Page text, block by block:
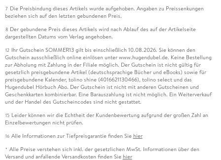
7 Die Preisbindung dieses Artikels wurde aufgehoben. Angaben zu Preissenkungen
beziehen sich auf den letzten gebundenen Preis.
8 Der gebundene Preis dieses Artikels wird nach Ablauf des auf der Artikelseite
dargestellten Datums vom Verlag angehoben.
12 Ihr Gutschein SOMMER13 gilt bis einschließlich 10.08.2026. Sie können den
Gutschein ausschließlich online einlösen unter www.hugendubel.de. Keine Bestellung
zur Abholung mit Zahlung in der Filiale möglich. Der Gutschein ist nicht gültig für
gesetzlich preisgebundene Artikel (deutschsprachige Bücher und eBooks) sowie für
preisgebundene Kalender, tolino shine (4016621130466), tolino select und das
Hugendubel Hörbuch Abo. Der Gutschein ist nicht mit anderen Gutscheinen und
Geschenkkarten kombinierbar. Eine Barauszahlung ist nicht möglich. Ein Weiterverkauf
und der Handel des Gutscheincodes sind nicht gestattet.
15 Leider können wir die Echtheit der Kundenbewertung aufgrund der großen Zahl an
Einzelbewertungen nicht prüfen.
16 Alle Informationen zur Tiefpreisgarantie finden Sie hier
* Alle Preise verstehen sich inkl. der gesetzlichen MwSt. Informationen über den
Versand und anfallende Versandkosten finden Sie hier